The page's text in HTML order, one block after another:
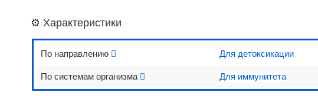
⚙️ Характеристики
По направлению Для детоксикации
По системам организма Для иммунитета